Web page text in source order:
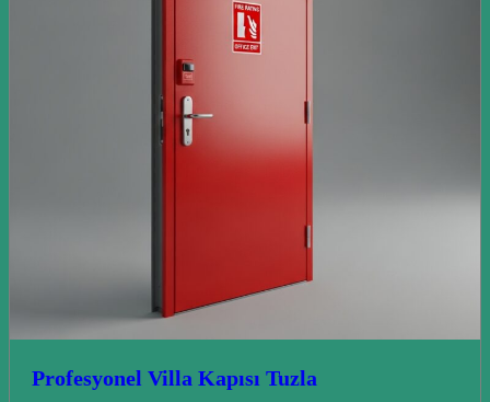
Profesyonel Villa Kapısı Tuzla